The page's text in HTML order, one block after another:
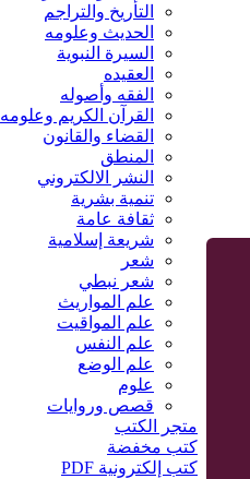
التأريخ والتراجم
الحديث وعلومه
السيرة النبوية
العقيده
الفقه وأصوله
القرآن الكريم وعلومه
القضاء والقانون
المنطق
النشر الالكتروني
تنمية بشرية
ثقافة عامة
شريعة إسلامية
شعر
شعر نبطي
علم المواريث
علم المواقيت
علم النفس
علم الوضع
علوم
قصص وروايات
متجر الكتب
كتب مخفضة
كتب إلكترونية PDF